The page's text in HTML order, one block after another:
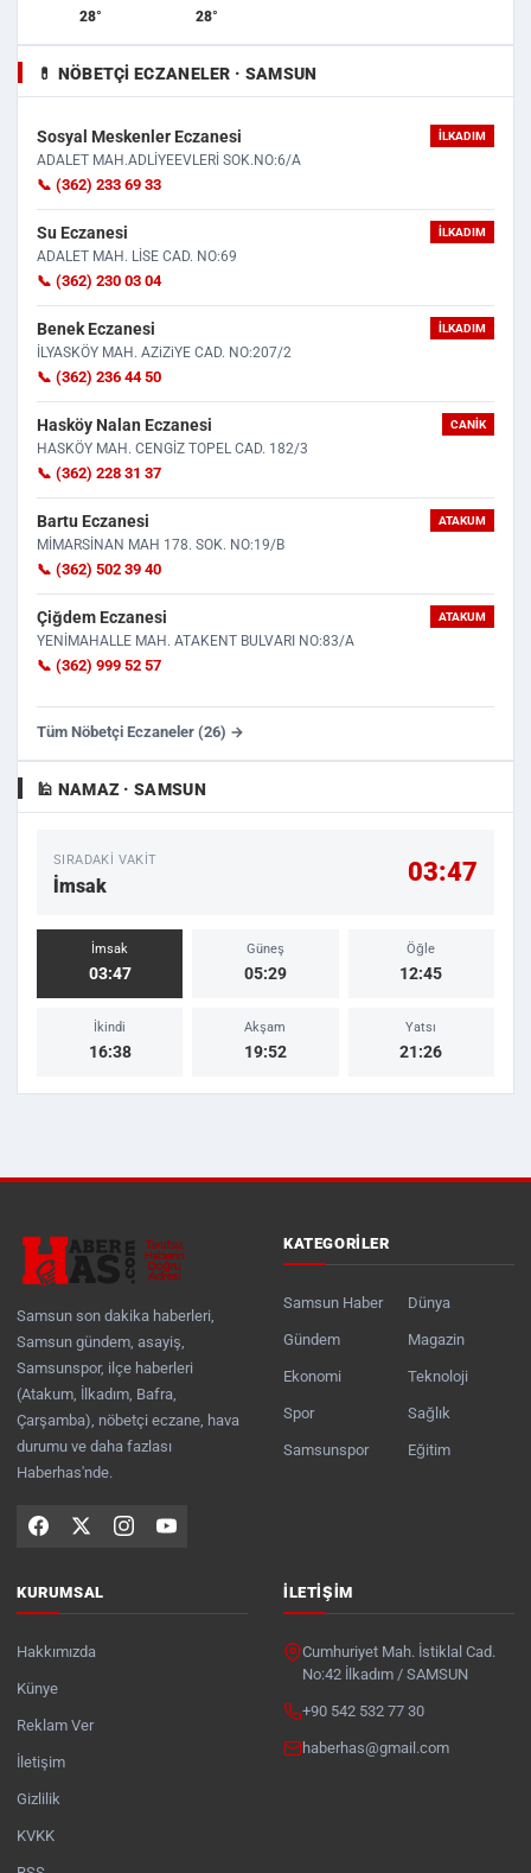
28° 28°
💊 NÖBETÇI ECZANELER · SAMSUN
Sosyal Meskenler Eczanesi İLKADIM
ADALET MAH.ADLİYEEVLERİ SOK.NO:6/A
📞 (362) 233 69 33
Su Eczanesi İLKADIM
ADALET MAH. LİSE CAD. NO:69
📞 (362) 230 03 04
Benek Eczanesi İLKADIM
İLYASKÖY MAH. AZiZiYE CAD. NO:207/2
📞 (362) 236 44 50
Hasköy Nalan Eczanesi CANIK
HASKÖY MAH. CENGİZ TOPEL CAD. 182/3
📞 (362) 228 31 37
Bartu Eczanesi ATAKUM
MİMARSİNAN MAH 178. SOK. NO:19/B
📞 (362) 502 39 40
Çiğdem Eczanesi ATAKUM
YENİMAHALLE MAH. ATAKENT BULVARI NO:83/A
📞 (362) 999 52 57
Tüm Nöbetçi Eczaneler (26) →
🕌 NAMAZ · SAMSUN
SIRADAKI VAKIT
İmsak 03:47
İmsak
03:47
Güneş
05:29
Öğle
12:45
İkindi
16:38
Akşam
19:52
Yatsı
21:26
Samsun son dakika haberleri,
Samsun gündem, asayiş,
Samsunspor, ilçe haberleri
(Atakum, İlkadım, Bafra,
Çarşamba), nöbetçi eczane, hava
durumu ve daha fazlası
Haberhas'nde.
KATEGORILER
Samsun Haber
Gündem
Ekonomi
Spor
Samsunspor
Dünya
Magazin
Teknoloji
Sağlık
Eğitim
KURUMSAL
Hakkımızda
Künye
Reklam Ver
İletişim
Gizlilik
KVKK
İLETIŞIM
Cumhuriyet Mah. İstiklal Cad.
No:42 İlkadım / SAMSUN
+90 542 532 77 30
haberhas@gmail.com